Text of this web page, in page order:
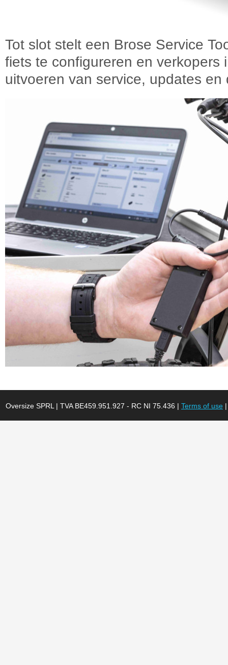
Tot slot stelt een Brose Service
fiets te configureren en verkopers
uitvoeren van service, updates en
Oversize SPRL | TVA BE459.951.927 - RC NI 75.436 | Terms of use